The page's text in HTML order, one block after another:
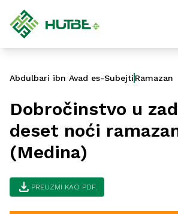
Abdulbari ibn Avad es-Subejti Ramazan
Dobročinstvo u
deset noći
(Medina)
download PREUZMI KAO PDF.